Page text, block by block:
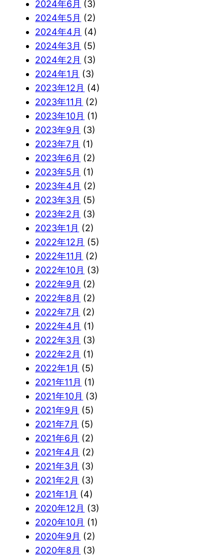
2024年6月 (3)
2024年5月 (2)
2024年4月 (4)
2024年3月 (5)
2024年2月 (3)
2024年1月 (3)
2023年12月 (4)
2023年11月 (2)
2023年10月 (1)
2023年9月 (3)
2023年7月 (1)
2023年6月 (2)
2023年5月 (1)
2023年4月 (2)
2023年3月 (5)
2023年2月 (3)
2023年1月 (2)
2022年12月 (5)
2022年11月 (2)
2022年10月 (3)
2022年9月 (2)
2022年8月 (2)
2022年7月 (2)
2022年4月 (1)
2022年3月 (3)
2022年2月 (1)
2022年1月 (5)
2021年11月 (1)
2021年10月 (3)
2021年9月 (5)
2021年7月 (5)
2021年6月 (2)
2021年4月 (2)
2021年3月 (3)
2021年2月 (3)
2021年1月 (4)
2020年12月 (3)
2020年10月 (1)
2020年9月 (2)
2020年8月 (3)